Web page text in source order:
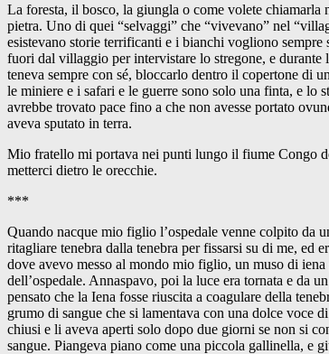
La foresta, il bosco, la giungla o come volete
pietra. Uno di quei “selvaggi” che “vivevano” nel
esistevano storie terrificanti e i bianchi vogliono
fuori dal villaggio per intervistare lo stregone, e
teneva sempre con sé, bloccarlo dentro il copertone di
le miniere e i safari e le guerre sono solo una finta, e lo
avrebbe trovato pace fino a che non avesse portato
aveva sputato in terra.
Mio fratello mi portava nei punti lungo il fiume Congo
metterci dietro le orecchie.
***
Quando nacque mio figlio l’ospedale venne colpito da
ritagliare tenebra dalla tenebra per fissarsi su di me, ed
dove avevo messo al mondo mio figlio, un muso di
dell’ospedale. Annaspavo, poi la luce era tornata e da
pensato che la Iena fosse riuscita a coagulare della
grumo di sangue che si lamentava con una dolce
chiusi e li aveva aperti solo dopo due giorni se non si
sangue. Piangeva piano come una piccola gallinella, e